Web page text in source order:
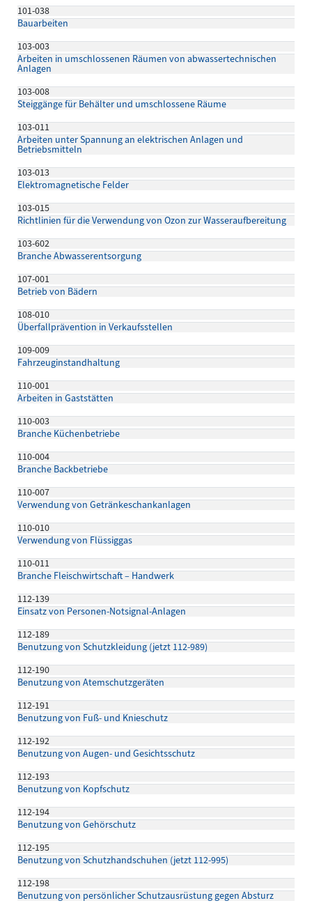
101-038
Bauarbeiten
103-003
Arbeiten in umschlossenen Räumen von abwassertechnischen
Anlagen
103-008
Steiggänge für Behälter und umschlossene Räume
103-011
Arbeiten unter Spannung an elektrischen Anlagen und
Betriebsmitteln
103-013
Elektromagnetische Felder
103-015
Richtlinien für die Verwendung von Ozon zur Wasseraufbereitung
103-602
Branche Abwasserentsorgung
107-001
Betrieb von Bädern
108-010
Überfallprävention in Verkaufsstellen
109-009
Fahrzeuginstandhaltung
110-001
Arbeiten in Gaststätten
110-003
Branche Küchenbetriebe
110-004
Branche Backbetriebe
110-007
Verwendung von Getränkeschankanlagen
110-010
Verwendung von Flüssiggas
110-011
Branche Fleischwirtschaft – Handwerk
112-139
Einsatz von Personen-Notsignal-Anlagen
112-189
Benutzung von Schutzkleidung (jetzt 112-989)
112-190
Benutzung von Atemschutzgeräten
112-191
Benutzung von Fuß- und Knieschutz
112-192
Benutzung von Augen- und Gesichtsschutz
112-193
Benutzung von Kopfschutz
112-194
Benutzung von Gehörschutz
112-195
Benutzung von Schutzhandschuhen (jetzt 112-995)
112-198
Benutzung von persönlicher Schutzausrüstung gegen Absturz